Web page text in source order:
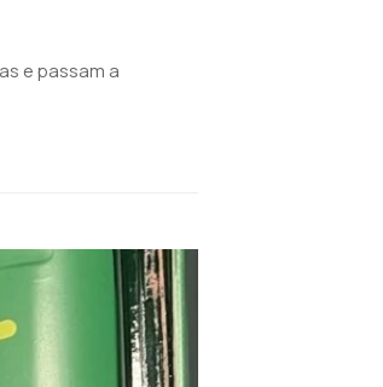
e passam a